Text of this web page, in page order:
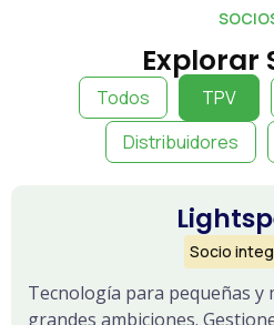
Explorar
Todos TPV
Distribuidores
Socio
Tecnología para pequeñas y
grandes ambiciones.